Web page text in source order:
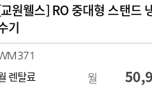
원웰스] RO 중대형 스탠드
기
렌탈료 월